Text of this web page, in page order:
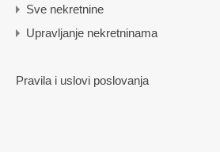
Sve nekretnine
Upravljanje nekretninama
Pravila i uslovi poslovanja